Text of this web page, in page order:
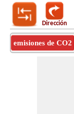
Dirección
emisiones de CO2